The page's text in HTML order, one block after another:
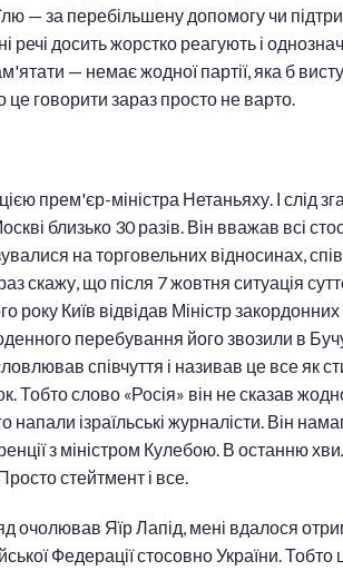
— за перебільшену допомогу чи
речі досить жорстко реагують і
— немає жодної партії, яка б
говорити зараз просто не варто.
прем'єр-міністра Нетаньяху. І слід
близько 30 разів. Він вважав всі
на торговельних відносинах,
скажу, що після 7 жовтня ситуація
року Київ відвідав Міністр
перебування його звозили в
співчуття і називав це все як
Тобто слово «Росія» він не сказав
ізраїльські журналісти. Він
з міністром Кулебою. В останню
стейтмент і все.
очолював Яїр Лапід, мені вдалося
Федерації стосовно України.